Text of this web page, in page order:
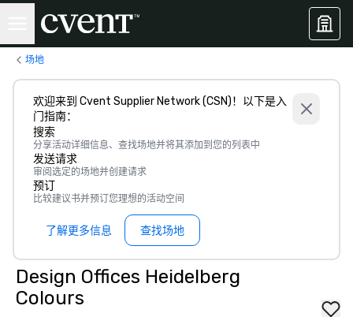
场地
欢迎来到 Cvent Supplier Network (CSN)！以下是入
门指南：
搜索
分享活动详细信息、查找场地并将其添加到您的列表中
发送请求
审阅选定的场地并创建请求
预订
比较建议书并预订您理想的活动空间
了解更多信息 查找场地
Design Offices Heidelberg
Colours